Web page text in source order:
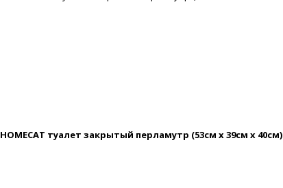
HOMECAT туалет закрытый перламутр (53см х 39см х 40см)